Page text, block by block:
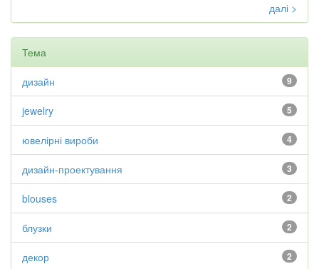
далі >
Тема
9
дизайн
5
jewelry
4
ювелірні вироби
3
дизайн-проектування
2
blouses
2
блузки
2
декор